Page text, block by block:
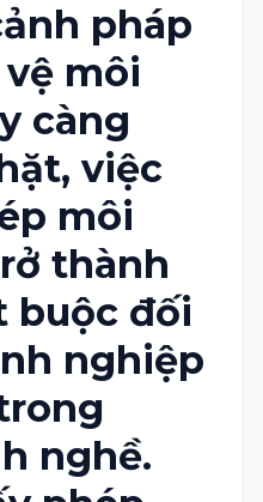
pháp
môi
càng
việc
môi
thành
buộc đối
nghiệp
nghề.